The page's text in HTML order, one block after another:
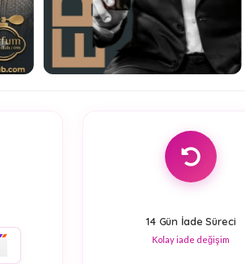
14 Gün İade Süreci
Kolay iade değişim